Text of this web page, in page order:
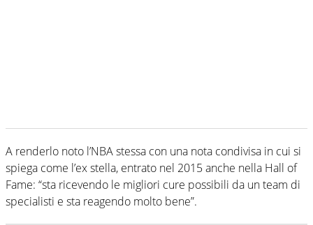
A renderlo noto l’NBA stessa con una nota condivisa in cui si
spiega come l’ex stella, entrato nel 2015 anche nella Hall of
Fame: “sta ricevendo le migliori cure possibili da un team di
specialisti e sta reagendo molto bene”.